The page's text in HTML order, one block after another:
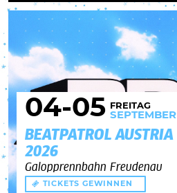
04-05 FREITAG
SEPTEMBER
BEATPATROL AUSTRIA
2026
Galopprennbahn Freudenau
TICKETS GEWINNEN